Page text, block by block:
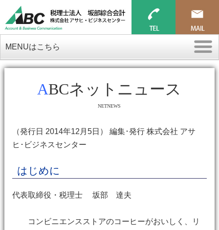
MENUはこちら
ABCネットニュース
NETNEWS
（発行日 2014年12月5日） 編集･発行 株式会社 アサ
ヒ･ビジネスセンター
はじめに
代表取締役・税理士 坂部 達夫
コンビニエンスストアのコーヒーがおいしく、リ